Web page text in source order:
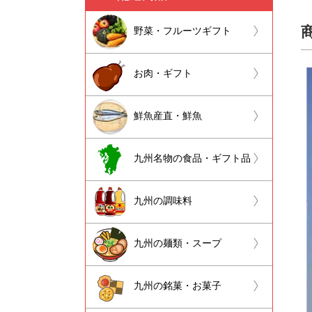
野菜・フルーツギフト
お肉・ギフト
鮮魚産直・鮮魚
九州名物の食品・ギフト品
九州の調味料
九州の麺類・スープ
九州の銘菓・お菓子